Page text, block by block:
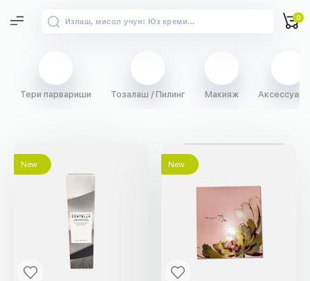
0
Тери парвариши Тозалаш / Пилинг Макияж
New New